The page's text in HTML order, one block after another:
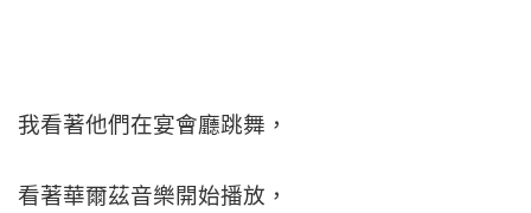
我看著他們在宴會廳跳舞，
看著華爾茲音樂開始播放，